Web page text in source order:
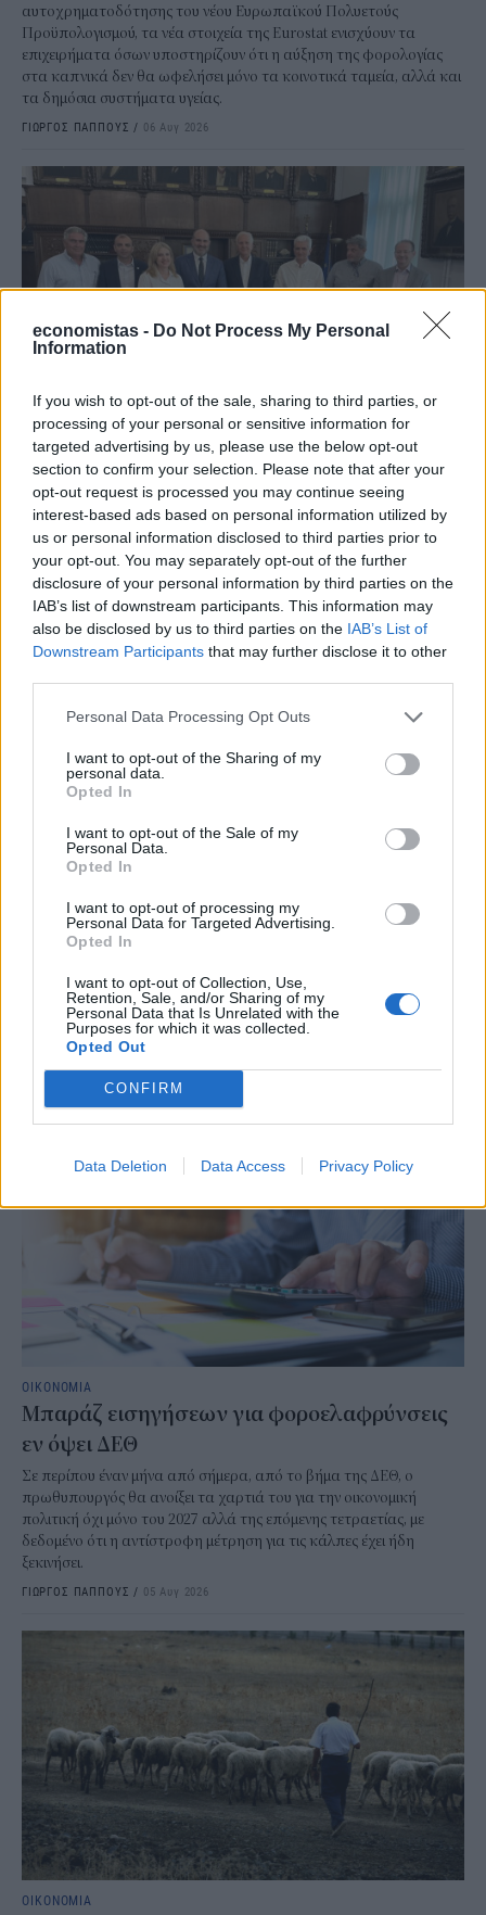
economistas - Do Not Process My Personal
Information
If you wish to opt-out of the sale, sharing to third parties, or
processing of your personal or sensitive information for
targeted advertising by us, please use the below opt-out
section to confirm your selection. Please note that after your
opt-out request is processed you may continue seeing
interest-based ads based on personal information utilized by
us or personal information disclosed to third parties prior to
your opt-out. You may separately opt-out of the further
disclosure of your personal information by third parties on the
IAB’s list of downstream participants. This information may
also be disclosed by us to third parties on the IAB’s List of
Downstream Participants that may further disclose it to other
Personal Data Processing Opt Outs
I want to opt-out of the Sharing of my
personal data.
Opted In
I want to opt-out of the Sale of my
Personal Data.
Opted In
I want to opt-out of processing my
Personal Data for Targeted Advertising.
Opted In
I want to opt-out of Collection, Use,
Retention, Sale, and/or Sharing of my
Personal Data that Is Unrelated with the
Purposes for which it was collected.
Opted Out
CONFIRM
Data Deletion Data Access Privacy Policy
αυτοχρηματοδότησης του νέου Ευρωπαϊκού Πολυετούς
Προϋπολογισμού, τα νέα στοιχεία της Eurostat ενισχύουν τα
επιχειρήματα όσων υποστηρίζουν ότι η αύξηση της φορολογίας
στα καπνικά δεν θα ωφελήσει μόνο τα κοινοτικά ταμεία, αλλά και
τα δημόσια συστήματα υγείας.
ΓΙΩΡΓΟΣ ΠΑΠΠΟΥΣ / 06 Αυγ 2026
ΟΙΚΟΝΟΜΙΑ
Οι 10 προτάσεις του Εμπορικού Συλλόγου
Αθηνών για τις ΜμΕ
Με τον Υφυπουργό Εθνικής Οικονομίας και Οικονομικών, Δημήτρη
Μαρκόπουλο, συναντήθηκε το Διοικητικό Συμβούλιο του
Εμπορικού Συλλόγου Αθηνών, την Τρίτη 4 Αυγούστου.
05 Αυγ 2026
ΟΙΚΟΝΟΜΙΑ
Από ρεκόρ σε ρεκόρ ο Εξωδικαστικός
Μηχανισμός. Οι συνολικές ρυθμίσεις ξεπέρασαν τα 20 δισ. ευρώ από
την έναρξη λειτουργίας της πλατφόρμας. Συνολικά, μέχρι το τέλος
Ιουλίου, έχουν ολοκληρωθεί 66.578 ρυθμίσεις, οι οποίες
αντιστοιχούν σε αρχικές οφειλές ύψους 20,19 δισ. ευρώ.
NEWSROOM
ΟΙΚΟΝΟΜΙΑ
Μπαράζ εισηγήσεων για φοροελαφρύνσεις
εν όψει ΔΕΘ
Σε περίπου έναν μήνα από σήμερα, από το βήμα της ΔΕΘ, ο
πρωθυπουργός θα ανοίξει τα χαρτιά του για την οικονομική
πολιτική όχι μόνο του 2027 αλλά της επόμενης τετραετίας, με
δεδομένο ότι η αντίστροφη μέτρηση για τις κάλπες έχει ήδη
ξεκινήσει.
ΓΙΩΡΓΟΣ ΠΑΠΠΟΥΣ / 05 Αυγ 2026
ΟΙΚΟΝΟΜΙΑ